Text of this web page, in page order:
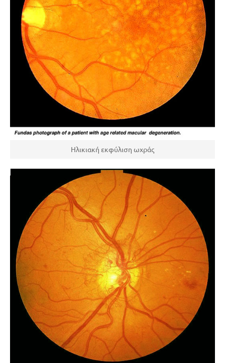
Ηλικιακή εκφύλιση ωχράς